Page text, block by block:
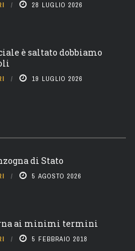
28 LUGLIO 2026
è saltato dobbiamo
19 LUGLIO 2026
di Stato
5 AGOSTO 2026
ai minimi termini
5 FEBBRAIO 2018